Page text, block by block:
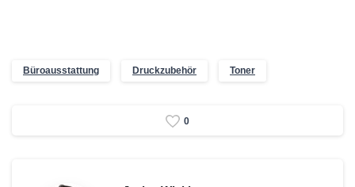
Büroausstattung Druckzubehör Toner
0